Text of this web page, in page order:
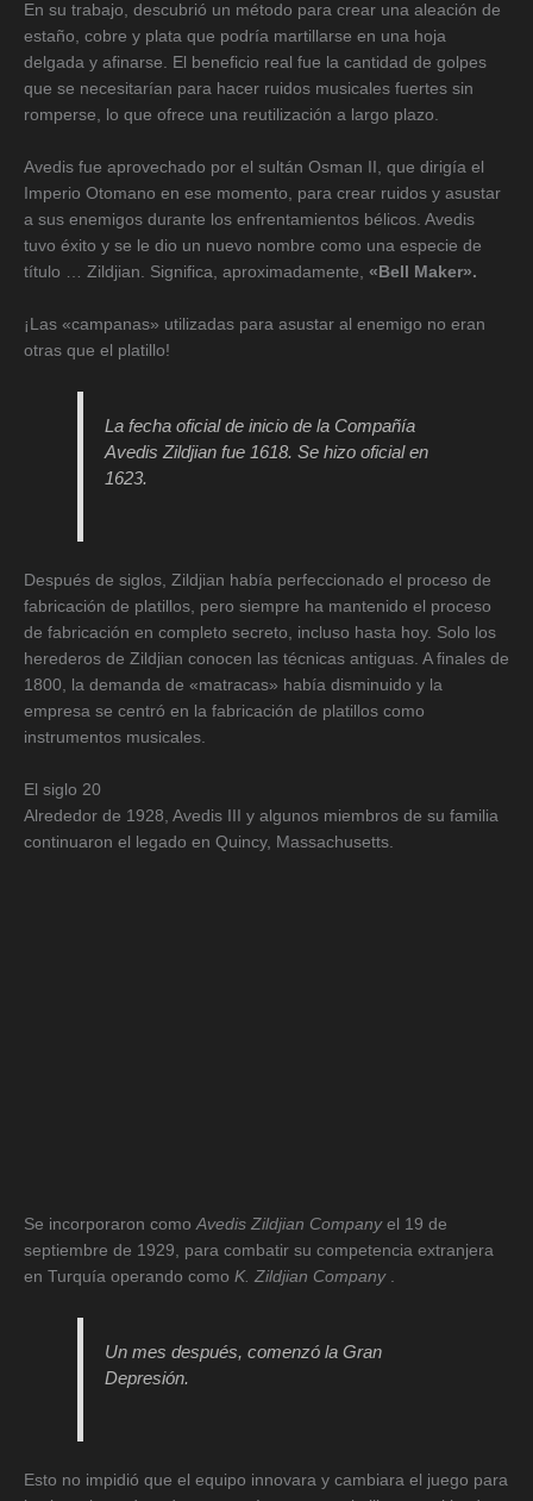
En su trabajo, descubrió un método para crear una aleación de
estaño, cobre y plata que podría martillarse en una hoja
delgada y afinarse. El beneficio real fue la cantidad de golpes
que se necesitarían para hacer ruidos musicales fuertes sin
romperse, lo que ofrece una reutilización a largo plazo.
Avedis fue aprovechado por el sultán Osman II, que dirigía el
Imperio Otomano en ese momento, para crear ruidos y asustar
a sus enemigos durante los enfrentamientos bélicos. Avedis
tuvo éxito y se le dio un nuevo nombre como una especie de
título … Zildjian. Significa, aproximadamente, «Bell Maker».
¡Las «campanas» utilizadas para asustar al enemigo no eran
otras que el platillo!
La fecha oficial de inicio de la Compañía
Avedis Zildjian fue 1618. Se hizo oficial en
1623.
Después de siglos, Zildjian había perfeccionado el proceso de
fabricación de platillos, pero siempre ha mantenido el proceso
de fabricación en completo secreto, incluso hasta hoy. Solo los
herederos de Zildjian conocen las técnicas antiguas. A finales de
1800, la demanda de «matracas» había disminuido y la
empresa se centró en la fabricación de platillos como
instrumentos musicales.
El siglo 20
Alrededor de 1928, Avedis III y algunos miembros de su familia
continuaron el legado en Quincy, Massachusetts.
Se incorporaron comoAvedis Zildjian Company el 19 de
septiembre de 1929, para combatir su competencia extranjera
en Turquía operando como K. Zildjian Company .
Un mes después, comenzó la Gran
Depresión.
Esto no impidió que el equipo innovara y cambiara el juego para